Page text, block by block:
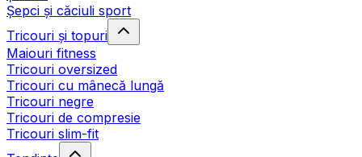
Șepci și căciuli sport
Tricouri și topuri
Maiouri fitness
Tricouri oversized
Tricouri cu mânecă lungă
Tricouri negre
Tricouri de compresie
Tricouri slim-fit